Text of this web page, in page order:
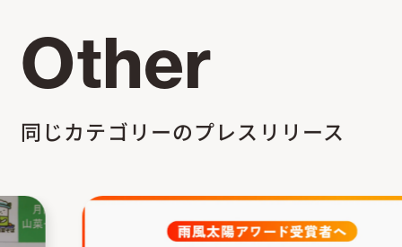
Other
同じカテゴリーのプレスリリース